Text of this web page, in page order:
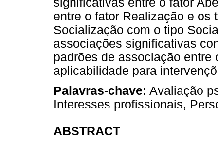
entre o fator Realização e os
Socialização com o tipo
associações significativas
padrões de associação
aplicabilidade para
Palavras-chave: Avaliação
Interesses profissionais,
ABSTRACT